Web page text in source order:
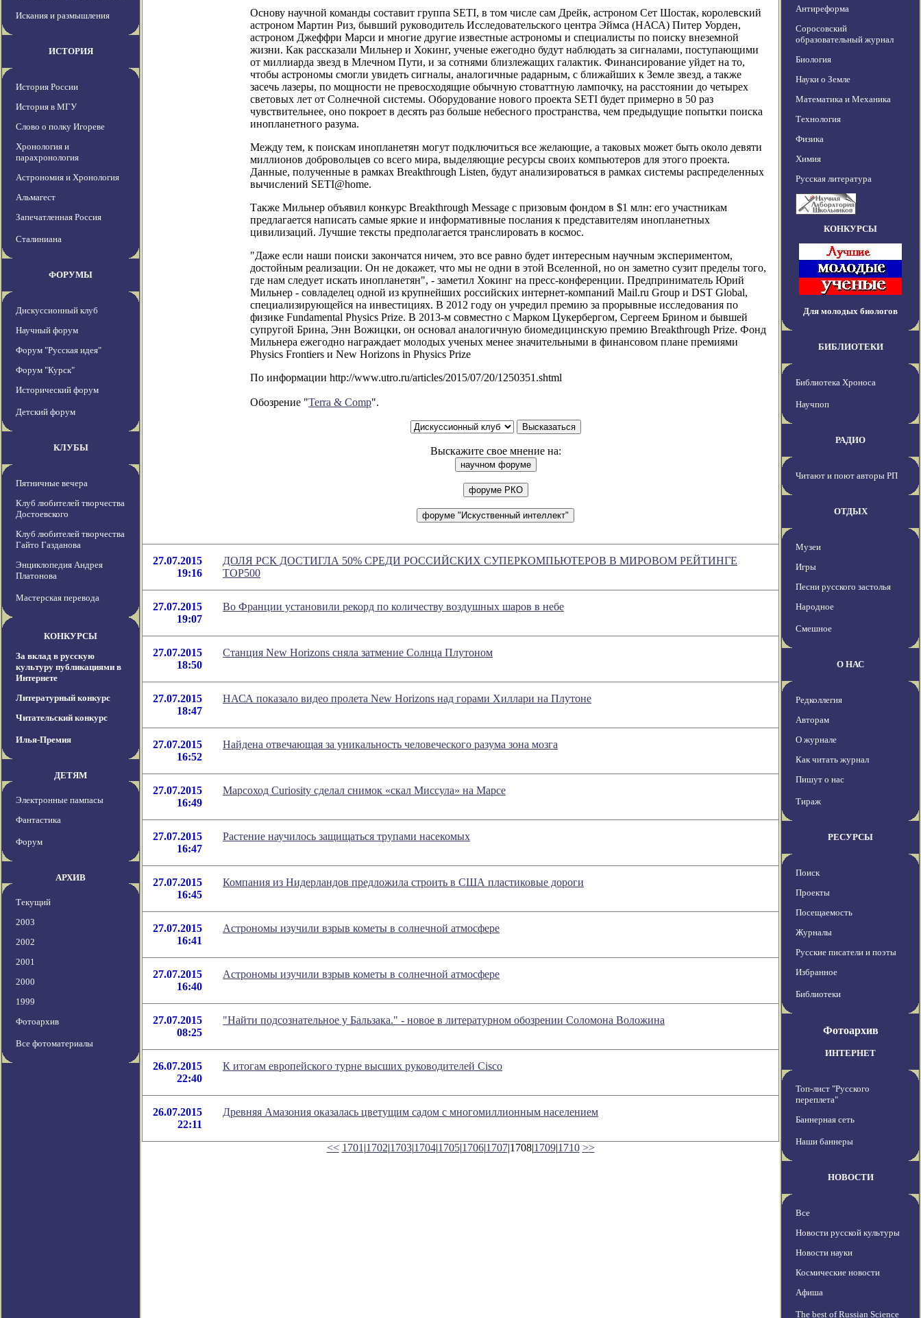
Искания и размышления
ИСТОРИЯ
История России
История в МГУ
Слово о полку Игореве
Хронология и
парахронология
Астрономия и Хронология
Альмагест
Запечатленная Россия
Сталиниана
ФОРУМЫ
Дискуссионный клуб
Научный форум
Форум "Русская идея"
Форум "Курск"
Исторический форум
Детский форум
КЛУБЫ
Пятничные вечера
Клуб любителей творчества
Достоевского
Клуб любителей творчества
Гайто Газданова
Энциклопедия Андрея
Платонова
Мастерская перевода
КОНКУРСЫ
За вклад в русскую
культуру публикациями в
Интернете
Литературный конкурс
Читательский конкурс
Илья-Премия
ДЕТЯМ
Электронные пампасы
Фантастика
Форум
АРХИВ
Текущий
2003
2002
2001
2000
1999
Фотоархив
Все фотоматериалы
Основу научной команды составит группа SETI, в том числе сам Дрейк, астроном Сет Шостак, королевский
астроном Мартин Риз, бывший руководитель Исследовательского центра Эймса (НАСА) Питер Уорден,
астроном Джеффри Марси и многие другие известные астрономы и специалисты по поиску внеземной
жизни. Как рассказали Мильнер и Хокинг, ученые ежегодно будут наблюдать за сигналами, поступающими
от миллиарда звезд в Млечном Пути, и за сотнями близлежащих галактик. Финансирование уйдет на то,
чтобы астрономы смогли увидеть сигналы, аналогичные радарным, с ближайших к Земле звезд, а также
засечь лазеры, по мощности не превосходящие обычную стоваттную лампочку, на расстоянии до четырех
световых лет от Солнечной системы. Оборудование нового проекта SETI будет примерно в 50 раз
чувствительнее, оно покроет в десять раз больше небесного пространства, чем предыдущие попытки поиска
инопланетного разума.
Между тем, к поискам инопланетян могут подключиться все желающие, а таковых может быть около девяти
миллионов добровольцев со всего мира, выделяющие ресурсы своих компьютеров для этого проекта.
Данные, полученные в рамках Breakthrough Listen, будут анализироваться в рамках системы распределенных
вычислений SETI@home.
Также Мильнер объявил конкурс Breakthrough Message с призовым фондом в $1 млн: его участникам
предлагается написать самые яркие и информативные послания к представителям инопланетных
цивилизаций. Лучшие тексты предполагается транслировать в космос.
"Даже если наши поиски закончатся ничем, это все равно будет интересным научным экспериментом,
достойным реализации. Он не докажет, что мы не одни в этой Вселенной, но он заметно сузит пределы того,
где нам следует искать инопланетян", - заметил Хокинг на пресс-конференции. Предприниматель Юрий
Мильнер - совладелец одной из крупнейших российских интернет-компаний Mail.ru Group и DST Global,
специализирующейся на инвестициях. В 2012 году он учредил премию за прорывные исследования по
физике Fundamental Physics Prize. В 2013-м совместно с Марком Цукербергом, Сергеем Брином и бывшей
супругой Брина, Энн Вожицки, он основал аналогичную биомедицинскую премию Breakthrough Prize. Фонд
Мильнера ежегодно награждает молодых ученых менее значительными в финансовом плане премиями
Physics Frontiers и New Horizons in Physics Prize
По информации http://www.utro.ru/articles/2015/07/20/1250351.shtml
Обозрение "Terra & Comp".
Выскажите свое мнение на:
27.07.2015
19:16
ДОЛЯ РСК ДОСТИГЛА 50% СРЕДИ РОССИЙСКИХ СУПЕРКОМПЬЮТЕРОВ В МИРОВОМ РЕЙТИНГЕ
TOP500
27.07.2015
19:07
Во Франции установили рекорд по количеству воздушных шаров в небе
27.07.2015
18:50
Станция New Horizons сняла затмение Солнца Плутоном
27.07.2015
18:47
НАСА показало видео пролета New Horizons над горами Хиллари на Плутоне
27.07.2015
16:52
Найдена отвечающая за уникальность человеческого разума зона мозга
27.07.2015
16:49
Марсоход Curiosity сделал снимок «скал Миссула» на Марсе
27.07.2015
16:47
Растение научилось защищаться трупами насекомых
27.07.2015
16:45
Компания из Нидерландов предложила строить в США пластиковые дороги
27.07.2015
16:41
Астрономы изучили взрыв кометы в солнечной атмосфере
27.07.2015
16:40
Астрономы изучили взрыв кометы в солнечной атмосфере
27.07.2015
08:25
"Найти подсознательное у Бальзака." - новое в литературном обозрении Соломона Воложина
26.07.2015
22:40
К итогам европейского турне высших руководителей Cisco
26.07.2015
22:11
Древняя Амазония оказалась цветущим садом с многомиллионным населением
<< 1701 |1702|1703|1704|1705|1706|1707|1708|1709|1710 >>
Антиреформа
Соросовский
образовательный журнал
Биология
Науки о Земле
Математика и Механика
Технология
Физика
Химия
Русская литература
КОНКУРСЫ
Для молодых биологов
БИБЛИОТЕКИ
Библиотека Хроноса
Научпоп
РАДИО
Читают и поют авторы РП
ОТДЫХ
Музеи
Игры
Песни русского застолья
Народное
Смешное
О НАС
Редколлегия
Авторам
О журнале
Как читать журнал
Пишут о нас
Тираж
РЕСУРСЫ
Поиск
Проекты
Посещаемость
Журналы
Русские писатели и поэты
Избранное
Библиотеки
Фотоархив
ИНТЕРНЕТ
Топ-лист "Русского
переплета"
Баннерная сеть
Наши баннеры
НОВОСТИ
Все
Новости русской культуры
Новости науки
Космические новости
Афиша
The best of Russian Science